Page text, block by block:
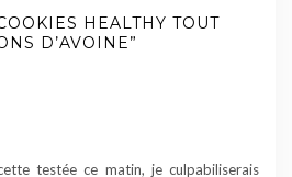
HEALTHY TOUT
D’AVOINE”
testée ce matin, je culpabiliserais